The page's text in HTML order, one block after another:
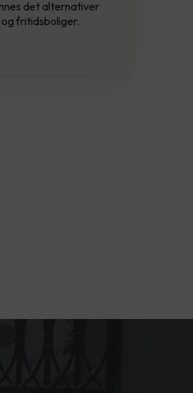
det alternativer
fritidsboliger.